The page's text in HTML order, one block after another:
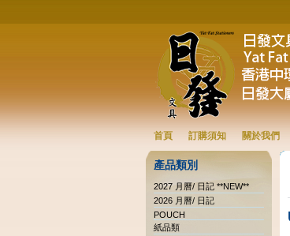
首頁 訂購須知 關於我們
產品類別
2027 月曆/ 日記 **NEW**
2026 月曆/ 日記
POUCH
紙品類